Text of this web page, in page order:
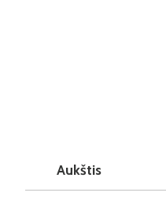
Aukštis